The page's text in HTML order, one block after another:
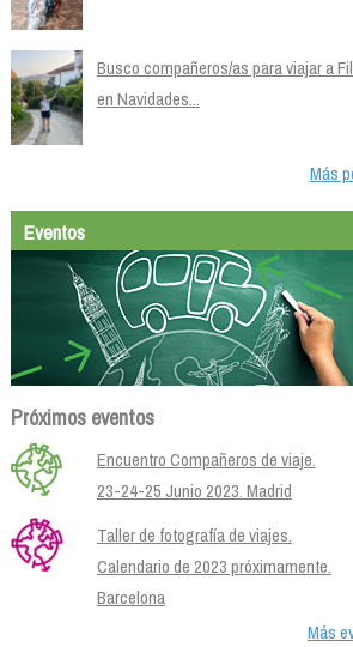
Busco compañeros/as para viajar a
en Navidades...
Más
Eventos
Próximos eventos
Encuentro Compañeros de viaje.
23-24-25 Junio 2023. Madrid
Taller de fotografía de viajes.
Calendario de 2023 próximamente.
Barcelona
Más